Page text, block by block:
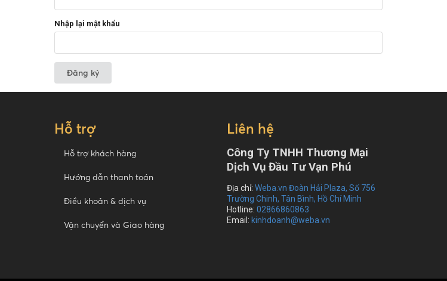
Nhập lại mật khẩu
Đăng ký
Hỗ trợ
Hỗ trợ khách hàng
Hướng dẫn thanh toán
Điều khoản & dịch vụ
Vận chuyển và Giao hàng
Liên hệ
Công Ty TNHH Thương Mại
Dịch Vụ Đầu Tư Vạn Phú
Địa chỉ: Weba.vn Đoàn Hải Plaza, Số 756
Trường Chinh, Tân Bình, Hồ Chí Minh
Hotline: 02866860863
Email: kinhdoanh@weba.vn